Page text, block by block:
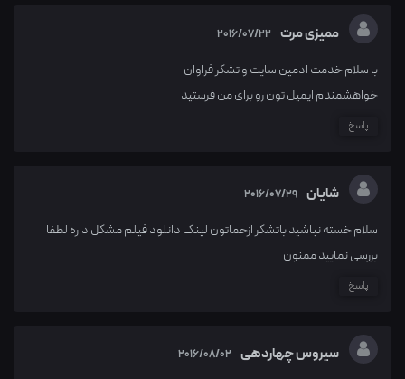
ممیزی مرت 2016/07/22
با سلام خدمت ادمین سایت و تشکر فراوان
خواهشمندم ایمیل تون رو برای من فرستید
پاسخ
شایان 2016/07/29
سلام خسته نباشید باتشکر ازحماتون لینک دانلود فیلم مشکل داره لطفا
بررسی نمایید ممنون
پاسخ
سیروس چهاردهی 2016/08/02